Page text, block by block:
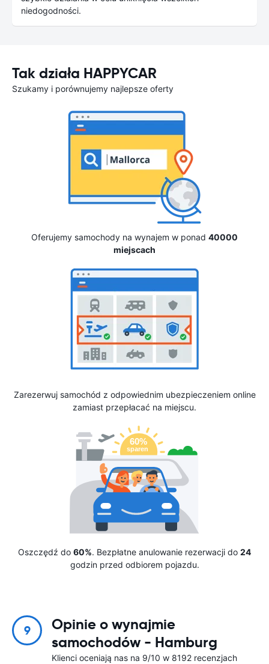
niedogodności.
Tak działa HAPPYCAR
Szukamy i porównujemy najlepsze oferty
Oferujemy samochody na wynajem w ponad 40000
miejscach
Zarezerwuj samochód z odpowiednim ubezpieczeniem online
zamiast przepłacać na miejscu.
Oszczędź do 60%. Bezpłatne anulowanie rezerwacji do 24
godzin przed odbiorem pojazdu.
9
Opinie o wynajmie
samochodów - Hamburg
Klienci oceniają nas na 9/10 w 8192 recenzjach